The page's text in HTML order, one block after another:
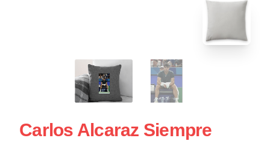
Carlos Alcaraz Siempre